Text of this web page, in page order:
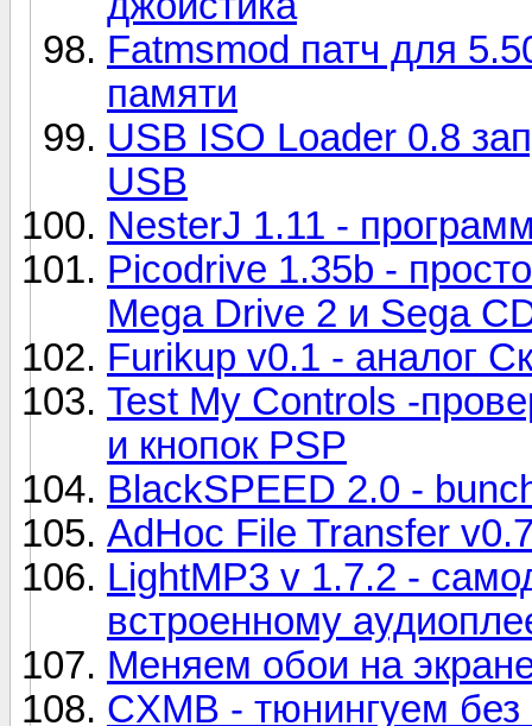
Fatmsmod патч для
памяти
USB ISO Loader 0.8
USB
NesterJ 1.11 -
Picodrive 1.35b -
Mega Drive 2 и Sega
Furikup v0.1 - аналог
Test My Controls -
и кнопок PSP
BlackSPEED 2.0 -
AdHoc File Transfer
LightMP3 v 1.7.2 -
встроенному
Меняем обои на
CXMB - тюнингуем